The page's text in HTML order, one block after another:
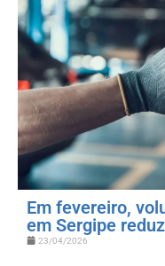
Em fevereiro,
em Sergipe
23/04/2026